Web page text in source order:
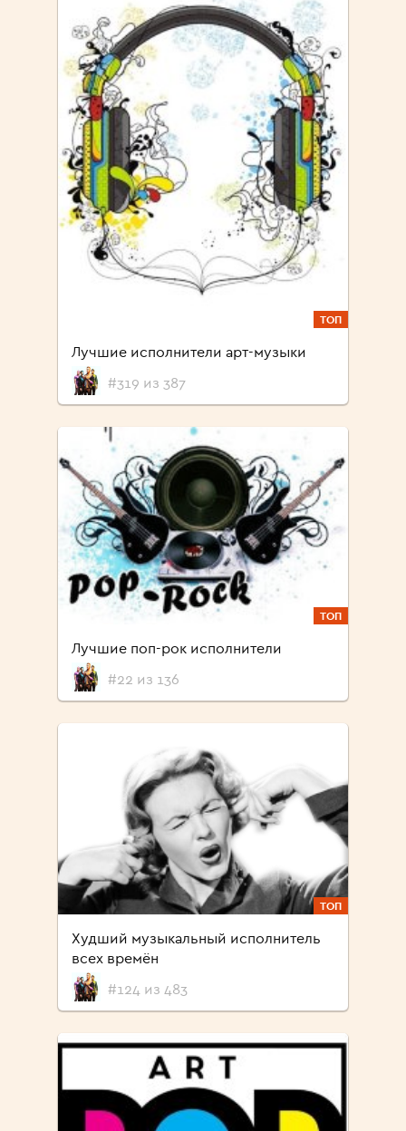
ТОП
Лучшие исполнители арт-музыки
#319 из 387
ТОП
Лучшие поп-рок исполнители
#22 из 136
ТОП
Худший музыкальный исполнитель
всех времён
#124 из 483